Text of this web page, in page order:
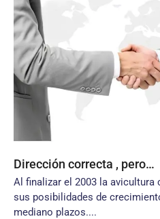
Dirección correcta , pero…
Al finalizar el 2003 la avicultura
sus posibilidades de
mediano plazos....